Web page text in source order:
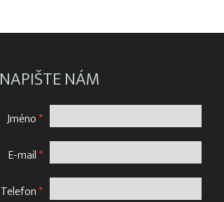
NAPIŠTE NÁM
Jméno*
E-mail*
Telefon*